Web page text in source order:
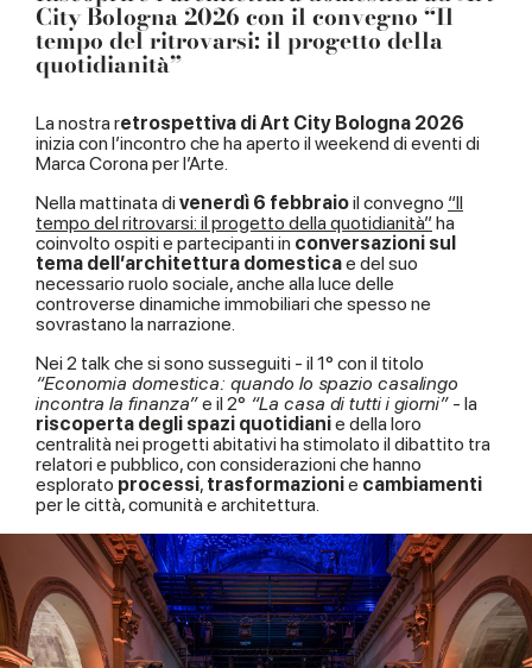
City Bologna 2026 con il convegno “Il
tempo del ritrovarsi: il progetto della
quotidianità”
La nostra retrospettiva di Art City Bologna 2026
inizia con l’incontro che ha aperto il weekend di eventi di
Marca Corona per l’Arte.
Nella mattinata divenerdì 6 febbraioil convegno “Il
tempo del ritrovarsi: il progetto della quotidianità” ha
coinvolto ospiti e partecipanti in conversazioni sul
tema dell’architettura domesticae del suo
necessario ruolo sociale, anche alla luce delle
controverse dinamiche immobiliari che spesso ne
sovrastano la narrazione.
Nei 2 talk che si sono susseguiti - il 1° con il titolo
“Economia domestica: quando lo spazio casalingo
incontra la finanza”e il 2° “La casa di tutti i giorni” - la
riscoperta degli spazi quotidianie della loro
centralità nei progetti abitativi ha stimolato il dibattito tra
relatori e pubblico, con considerazioni che hanno
esplorato processi, trasformazionie cambiamenti
per le città, comunità e architettura.